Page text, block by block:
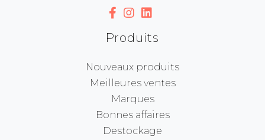
Produits
Nouveaux produits
Meilleures ventes
Marques
Bonnes affaires
Destockage